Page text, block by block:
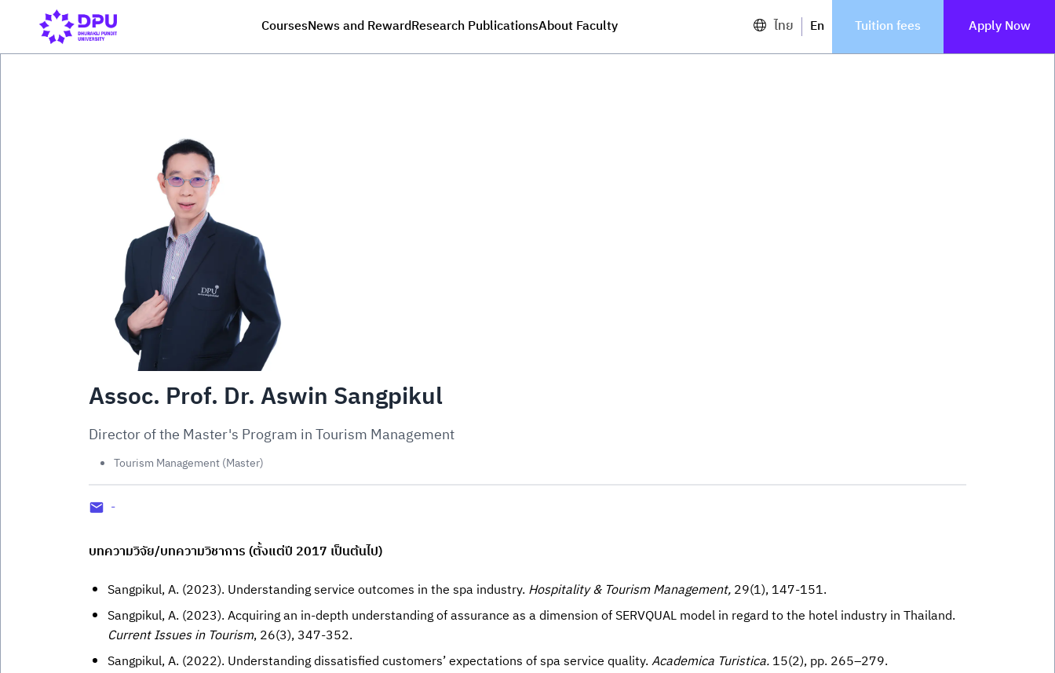
CoursesNews and RewardResearch PublicationsAbout Faculty ไทย En Tuition fees Apply Now
Assoc. Prof. Dr. Aswin Sangpikul
Director of the Master's Program in Tourism Management
Tourism Management (Master)
-
บทความวิจัย/บทความวิชาการ (ตั้งแต่ปี 2017 เป็นต้นไป)
Sangpikul, A. (2023). Understanding service outcomes in the spa industry. Hospitality & Tourism Management,29(1), 147-151.
Sangpikul, A. (2023). Acquiring an in-depth understanding of assurance as a dimension of SERVQUAL model in regard to the hotel industry in Thailand.
Current Issues in Tourism, 26(3), 347-352.
Sangpikul, A. (2022). Understanding dissatisfied customers’ expectations of spa service quality.Academica Turistica.15(2), pp. 265–279.